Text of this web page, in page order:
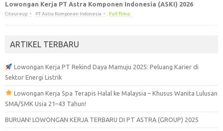
Lowongan Kerja PT Astra Komponen Indonesia (ASKI) 2026
Citeureup PT Astra Komponen Indonesia Full Time
ARTIKEL TERBARU
Lowongan Kerja PT Rekind Daya Mamuju 2025: Peluang Karier di
Sektor Energi Listrik
Lowongan Kerja Spa Terapis Halal ke Malaysia – Khusus Wanita Lulusan
SMA/SMK Usia 21–43 Tahun!
BURUAN! LOWONGAN KERJA TERBARU DI PT ASTRA (GROUP) 2025